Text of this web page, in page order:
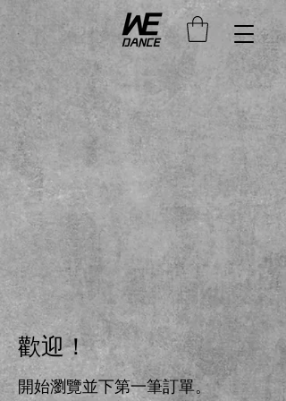
歡迎！
開始瀏覽並下第一筆訂單。